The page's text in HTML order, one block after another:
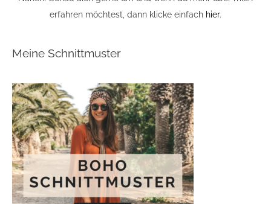
erfahren möchtest, dann klicke einfach hier.
Meine Schnittmuster